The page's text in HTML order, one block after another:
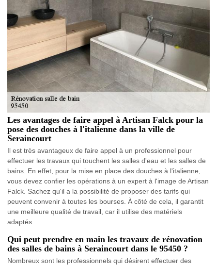
Les avantages de faire appel à Artisan Falck pour la
pose des douches à l'italienne dans la ville de
Seraincourt
Il est très avantageux de faire appel à un professionnel pour
effectuer les travaux qui touchent les salles d'eau et les salles de
bains. En effet, pour la mise en place des douches à l'italienne,
vous devez confier les opérations à un expert à l'image de Artisan
Falck. Sachez qu'il a la possibilité de proposer des tarifs qui
peuvent convenir à toutes les bourses. À côté de cela, il garantit
une meilleure qualité de travail, car il utilise des matériels
adaptés.
Qui peut prendre en main les travaux de rénovation
des salles de bains à Seraincourt dans le 95450 ?
Nombreux sont les professionnels qui désirent effectuer des